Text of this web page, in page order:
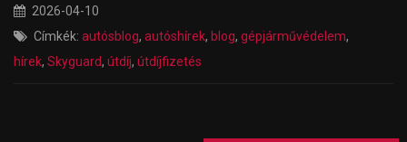
2026-04-10
Címkék: autósblog, autóshírek, blog, gépjárművédelem,
hírek, Skyguard, útdíj, útdíjfizetés